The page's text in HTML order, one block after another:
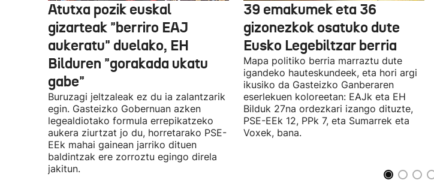
Atutxa pozik euskal
gizarteak "berriro EAJ
aukeratu" duelako, EH
Bilduren "gorakada ukatu
gabe"
Buruzagi jeltzaleak ez du ia zalantzarik
egin. Gasteizko Gobernuan azken
legealdiotako formula errepikatzeko
aukera ziurtzat jo du, horretarako PSE-
EEk mahai gainean jarriko dituen
baldintzak ere zorroztu egingo direla
jakitun.
39 emakumek eta 36
gizonezkok osatuko dute
Eusko Legebiltzar berria
Mapa politiko berria marraztu dute
igandeko hauteskundeek, eta hori argi
ikusiko da Gasteizko Ganberaren
eserlekuen koloreetan: EAJk eta EH
Bilduk 27na ordezkari izango dituzte,
PSE-EEk 12, PPk 7, eta Sumarrek eta
Voxek, bana.